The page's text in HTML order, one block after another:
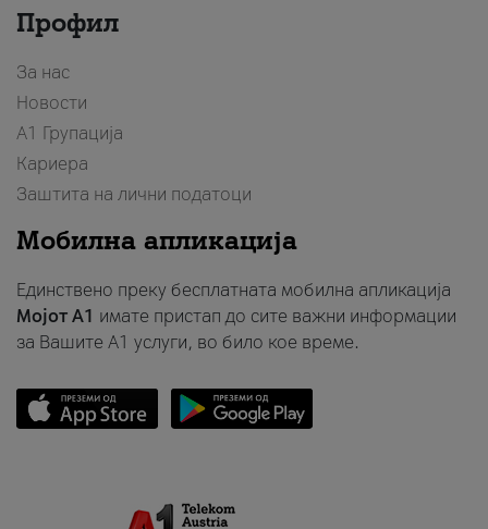
Профил
За нас
Новости
А1 Групација
Кариера
Заштита на лични податоци
Мобилна апликација
Единствено преку бесплатната мобилна апликација
Мојот A1 имате пристап до сите важни информации
за Вашите A1 услуги, во било кое време.